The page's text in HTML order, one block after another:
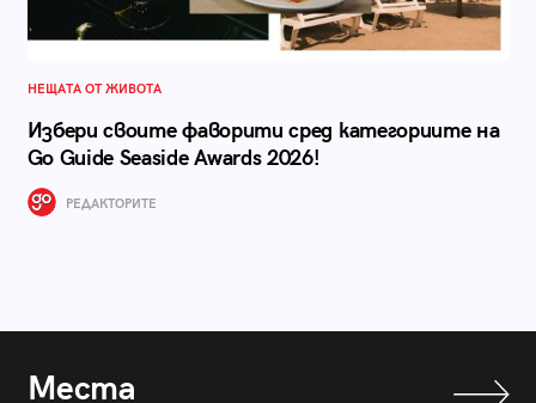
НЕЩАТА ОТ ЖИВОТА
Избери своите фаворити сред категориите на
Go Guide Seaside Awards 2026!
РЕДАКТОРИТЕ
Места